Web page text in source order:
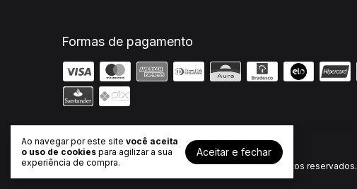
Ao navegar por este site você aceita
o uso de cookies para agilizar a sua
experiência de compra.
Aceitar e fechar
Formas de pagamento
Ponteiras- JM Escapes
©2026. JM Escapes - 26682321000107. Todos os direitos reservados.